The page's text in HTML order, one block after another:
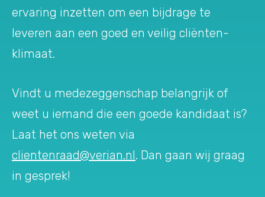
ervaring inzetten om een bijdrage te
leveren aan een goed en veilig cliënten-
klimaat.
Vindt u medezeggenschap belangrijk of
weet u iemand die een goede kandidaat is?
Laat het ons weten via
clientenraad@verian.nl . Dan gaan wij graag
in gesprek!